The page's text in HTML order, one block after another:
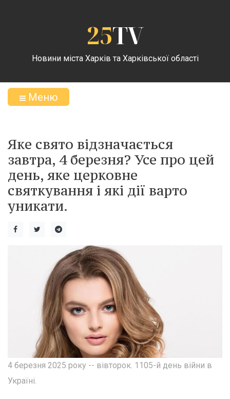
25TV
Новини міста Харків та Харківської області
Меню
Яке свято відзначається
завтра, 4 березня? Усе про цей
день, яке церковне
святкування і які дії варто
уникати.
4 березня 2025 року -- вівторок. 1105-й день війни в
Україні.